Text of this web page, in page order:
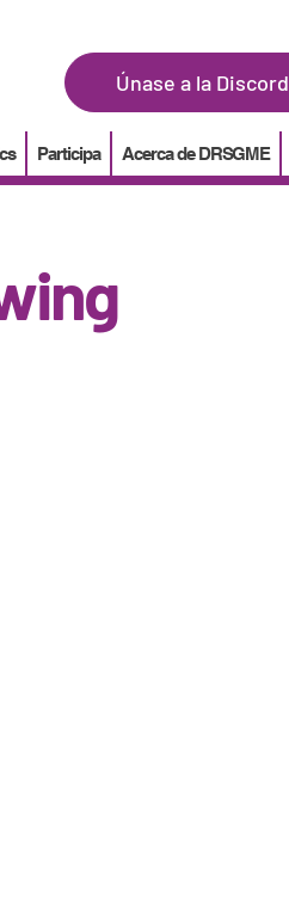
Únase a la Discord
Participa Acerca de DRSGME